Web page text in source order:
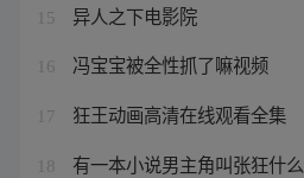
15 异人之下电影院
16 冯宝宝被全性抓了嘛视频
17 狂王动画高清在线观看全集
18 有一本小说男主角叫张狂什么